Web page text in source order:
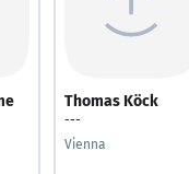
Thomas Köck
---
Vienna